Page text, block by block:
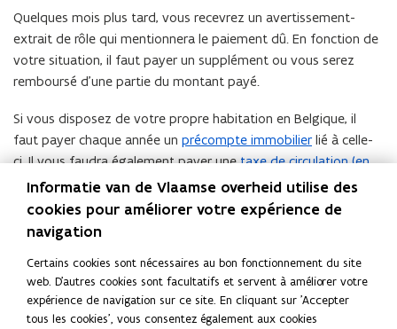
e
f
t
r
e
Quelques mois plus tard, vous recevrez un avertissement-
extrait de rôle qui mentionnera le paiement dû. En fonction de
votre situation, il faut payer un supplément ou vous serez
remboursé d’une partie du montant payé.
Si vous disposez de votre propre habitation en Belgique, il
faut payer chaque année un précompte immobilier lié à celle-
ci. Il vous faudra également payer unetaxe de circulation (en
néerlandais)pour un véhicule immatriculé en Belgique et une
taxe de mise en circulationsi vous achetez une voiture.
Devenir belge
Vous pouvez être belge de plein droit, mais vous pouvez
également devenir belge sur une base volontaire. En fonction
de votre pays d’origine, vous pouvez obtenir lanationalité
(
Informatie van de Vlaamse overheid utilise des
cookies pour améliorer votre expérience de
navigation
Certains cookies sont nécessaires au bon fonctionnement du site
web. D'autres cookies sont facultatifs et servent à améliorer votre
expérience de navigation sur ce site. En cliquant sur 'Accepter
tous les cookies', vous consentez également aux cookies